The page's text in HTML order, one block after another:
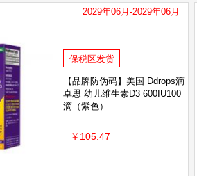
2029年06月-2029年06月
保税区发货
【品牌防伪码】美国 Ddrops滴
卓思 幼儿维生素D3 600IU100
滴（紫色）
￥105.47